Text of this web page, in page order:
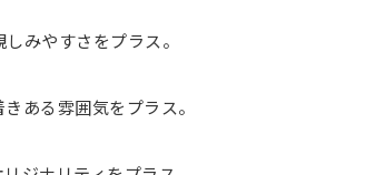
みやすさをプラス。
ある雰囲気をプラス。